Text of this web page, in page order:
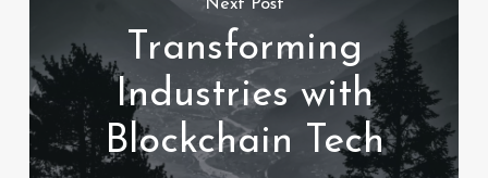
Next Post
Transforming
Industries with
Blockchain Tech